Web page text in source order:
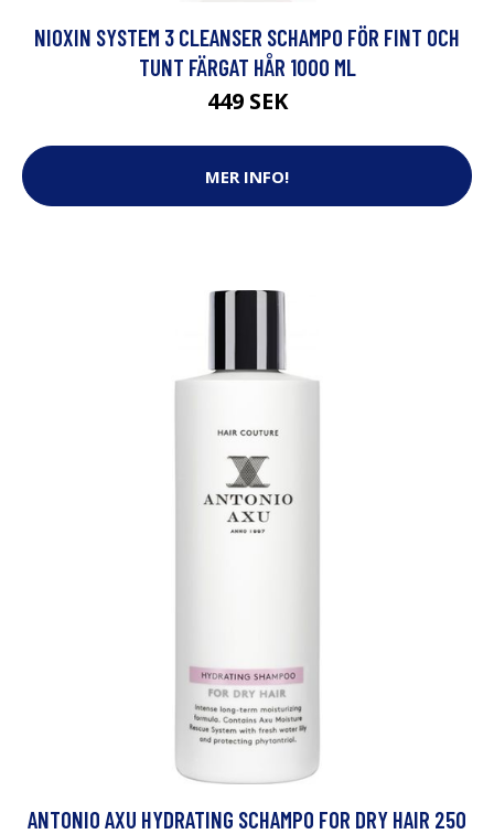
NIOXIN SYSTEM 3 CLEANSER SCHAMPO FÖR FINT OCH
TUNT FÄRGAT HÅR 1000 ML
449 SEK
MER INFO!
ANTONIO AXU HYDRATING SCHAMPO FOR DRY HAIR 250